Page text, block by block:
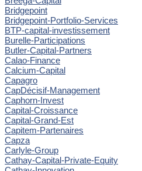
Bridgepoint
Bridgepoint-Portfolio-Services
BTP-capital-investissement
Burelle-Participations
Butler-Capital-Partners
Calao-Finance
Calcium-Capital
Capagro
CapDécisif-Management
Caphorn-Invest
Capital-Croissance
Capital-Grand-Est
Capitem-Partenaires
Capza
Carlyle-Group
Cathay-Capital-Private-Equity